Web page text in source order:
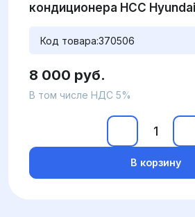
кондиционера HCC
Код товара:370506
8 000 руб.
В том числе НДС 5%
В корзину